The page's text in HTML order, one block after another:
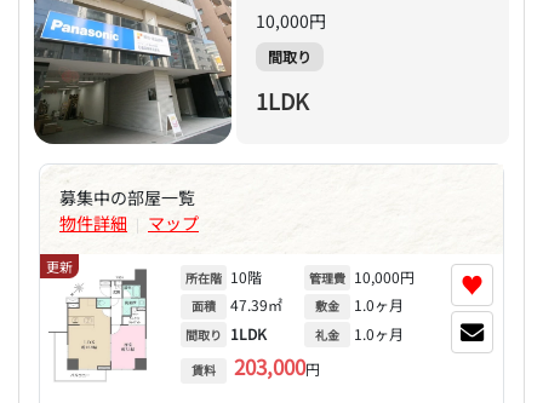
10,000円
間取り
1LDK
募集中の部屋一覧
物件詳細 | マップ
更新
所在階 10階
面積 47.39㎡
間取り 1LDK
賃料 203,000円
管理費 10,000円
敷金 1.0ヶ月
礼金 1.0ヶ月
♥